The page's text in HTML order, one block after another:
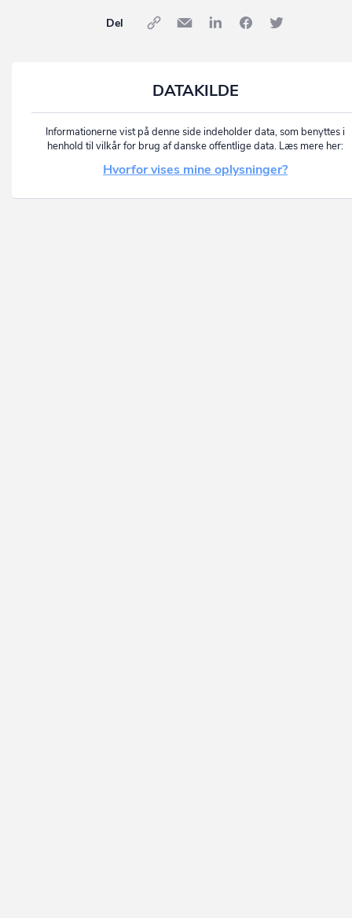
Del
DATAKILDE
Informationerne vist på denne side indeholder data, som benyttes i
henhold til vilkår for brug af danske offentlige data. Læs mere her:
Hvorfor vises mine oplysninger?